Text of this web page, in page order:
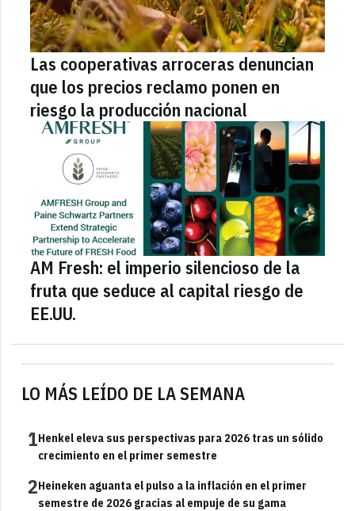
LO MÁS LEÍDO DE LA SEMANA
1Henkel eleva sus perspectivas para 2026 tras un sólido
crecimiento en el primer semestre
2Heineken aguanta el pulso a la inflación en el primer
semestre de 2026 gracias al empuje de su gama
Las cooperativas arroceras denuncian
que los precios reclamo ponen en
riesgo la producción nacional
AM Fresh: el imperio silencioso de la
fruta que seduce al capital riesgo de
EE.UU.